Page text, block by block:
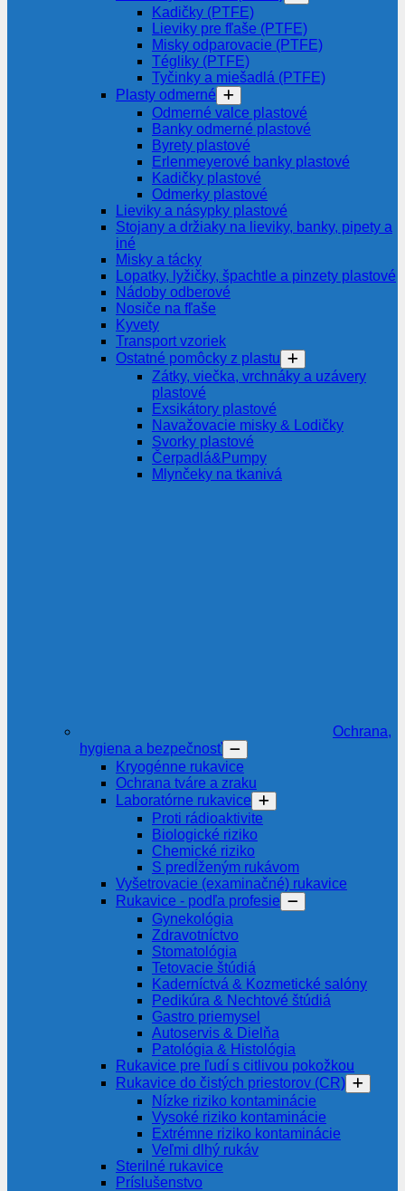
Kadičky (PTFE)
Lieviky pre fľaše (PTFE)
Misky odparovacie (PTFE)
Tégliky (PTFE)
Tyčinky a miešadlá (PTFE)
Plasty odmerné
Odmerné valce plastové
Banky odmerné plastové
Byrety plastové
Erlenmeyerové banky plastové
Kadičky plastové
Odmerky plastové
Lieviky a násypky plastové
Stojany a držiaky na lieviky, banky, pipety a
iné
Misky a tácky
Lopatky, lyžičky, špachtle a pinzety plastové
Nádoby odberové
Nosiče na fľaše
Kyvety
Transport vzoriek
Ostatné pomôcky z plastu
Zátky, viečka, vrchnáky a uzávery
plastové
Exsikátory plastové
Navažovacie misky & Lodičky
Svorky plastové
Čerpadlá&Pumpy
Mlynčeky na tkanivá
Ochrana,
hygiena a bezpečnosť
Kryogénne rukavice
Ochrana tváre a zraku
Laboratórne rukavice
Proti rádioaktivite
Biologické riziko
Chemické riziko
S predĺženým rukávom
Vyšetrovacie (examinačné) rukavice
Rukavice - podľa profesie
Gynekológia
Zdravotníctvo
Stomatológia
Tetovacie štúdiá
Kaderníctvá & Kozmetické salóny
Pedikúra & Nechtové štúdiá
Gastro priemysel
Autoservis & Dielňa
Patológia & Histológia
Rukavice pre ľudí s citlivou pokožkou
Rukavice do čistých priestorov (CR)
Nízke riziko kontaminácie
Vysoké riziko kontaminácie
Extrémne riziko kontaminácie
Veľmi dlhý rukáv
Sterilné rukavice
Príslušenstvo